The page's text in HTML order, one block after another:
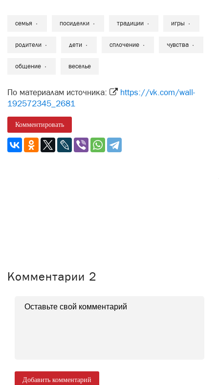
семья посиделки традиции игры
родители дети сплочение чувства
общение веселье
По материалам источника:
https://vk.com/wall-
192572345_2681
Комментировать
Комментарии 2
Добавить комментарий